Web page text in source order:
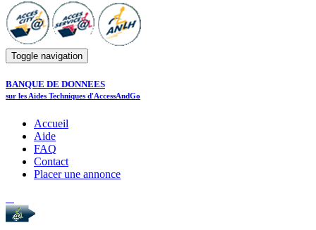
Toggle navigation
BANQUE DE DONNEES
sur les Aides Techniques d'AccessAndGo
Accueil
Aide
FAQ
Contact
Placer une annonce